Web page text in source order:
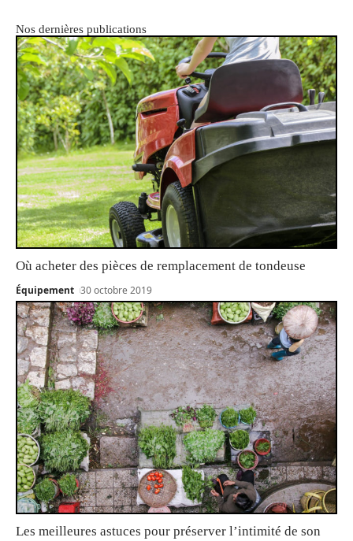
Nos dernières publications
Où acheter des pièces de remplacement de tondeuse
Équipement 30 octobre 2019
Les meilleures astuces pour préserver l’intimité de son